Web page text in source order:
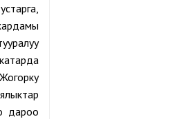
дароо